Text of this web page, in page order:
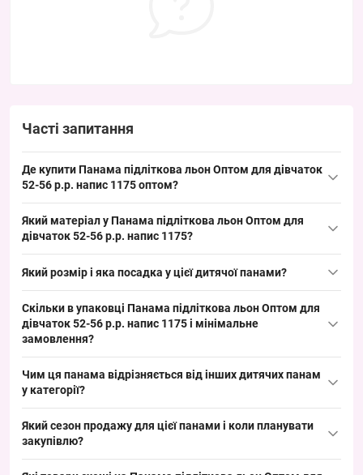
Часті запитання
Де купити Панама підліткова льон Оптом для дівчаток
52-56 р.р. напис 1175 оптом?
напис 1175 можна оптом з Одеси 7КМ; модель входить до
завдяки ходовому розміру та універсальному дизайну.
Який матеріал у Панама підліткова льон Оптом для
дівчаток 52-56 р.р. напис 1175?
повітропроникність і підходить для літнього асортименту; варто
пляжних і літніх точок продажу.
Який розмір і яка посадка у цієї дитячої панами?
старший дитячий розмір з більшою посадкою. Такий ходовий
розмір зручно викладати на ринку та в роздрібних точках,
Скільки в упаковці Панама підліткова льон Оптом для
дівчаток 52-56 р.р. напис 1175 і мінімальне
замовлення?
упаковка. Формат замовлення упаковкою зручно для оптових
сезону та полегшує викладку товару.
Чим ця панама відрізняється від інших дитячих панам
у категорії?
що додає асортименту яскравості та відмінності від базових
поліестером, які також популярні влітку. Ця позиція розширює
Який сезон продажу для цієї панами і коли планувати
закупівлю?